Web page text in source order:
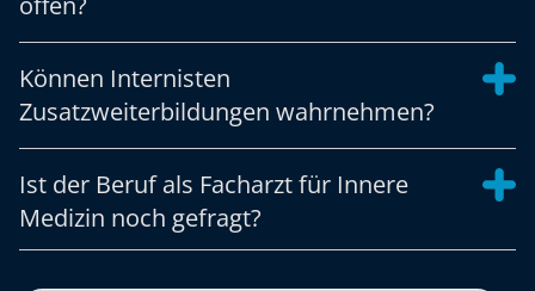
Können Internisten
Zusatzweiterbildungen wahrnehmen?
Ist der Beruf als Facharzt für Innere
Medizin noch gefragt?